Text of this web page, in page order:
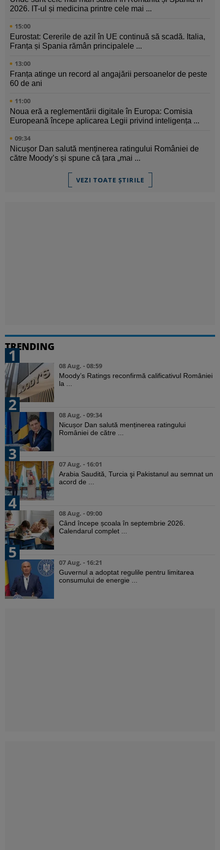
2026. IT-ul și medicina printre cele mai ...
15:00
Eurostat: Cererile de azil în UE continuă să scadă. Italia,
Franța și Spania rămân principalele ...
13:00
Franța atinge un record al angajării persoanelor de peste
60 de ani
11:00
Noua eră a reglementării digitale în Europa: Comisia
Europeană începe aplicarea Legii privind inteligența ...
09:34
Nicușor Dan salută menținerea ratingului României de
către Moody’s și spune că țara „mai ...
VEZI TOATE ȘTIRILE
TRENDING
1
08 Aug. - 08:59
Moody’s Ratings reconfirmă calificativul României
la ...
2
08 Aug. - 09:34
Nicușor Dan salută menținerea ratingului
României de către ...
3
07 Aug. - 16:01
Arabia Saudită, Turcia şi Pakistanul au semnat un
acord de ...
4
08 Aug. - 09:00
Când începe școala în septembrie 2026.
Calendarul complet ...
5
07 Aug. - 16:21
Guvernul a adoptat regulile pentru limitarea
consumului de energie ...